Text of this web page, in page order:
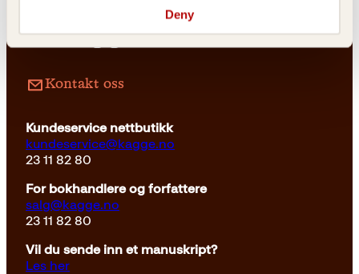
Deny
Kontakt oss
Kundeservice nettbutikk
kundeservice@kagge.no
23 11 82 80
For bokhandlere og forfattere
salg@kagge.no
23 11 82 80
Vil du sende inn et manuskript?
Les her